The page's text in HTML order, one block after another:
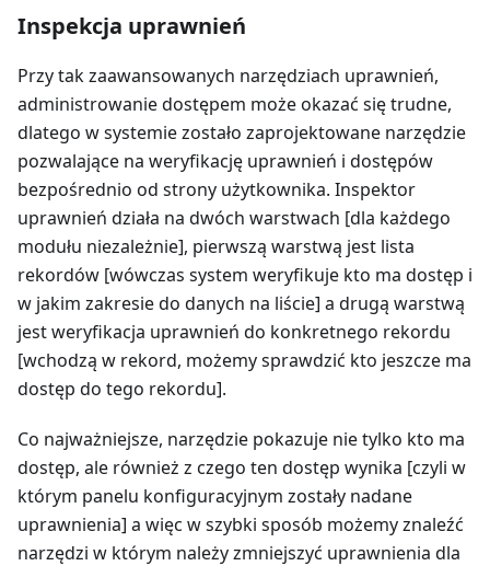
Inspekcja uprawnień
Przy tak zaawansowanych narzędziach uprawnień,
administrowanie dostępem może okazać się trudne,
dlatego w systemie zostało zaprojektowane narzędzie
pozwalające na weryfikację uprawnień i dostępów
bezpośrednio od strony użytkownika. Inspektor
uprawnień działa na dwóch warstwach [dla każdego
modułu niezależnie], pierwszą warstwą jest lista
rekordów [wówczas system weryfikuje kto ma dostęp i
w jakim zakresie do danych na liście] a drugą warstwą
jest weryfikacja uprawnień do konkretnego rekordu
[wchodzą w rekord, możemy sprawdzić kto jeszcze ma
dostęp do tego rekordu].
Co najważniejsze, narzędzie pokazuje nie tylko kto ma
dostęp, ale również z czego ten dostęp wynika [czyli w
którym panelu konfiguracyjnym zostały nadane
uprawnienia] a więc w szybki sposób możemy znaleźć
narzędzi w którym należy zmniejszyć uprawnienia dla